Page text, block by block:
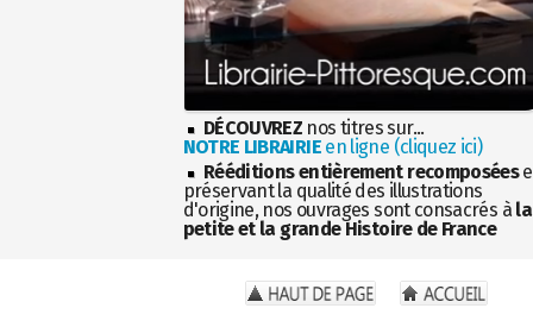
DÉCOUVREZ nos titres sur...
NOTRE LIBRAIRIEen ligne (cliquez ici)
Rééditions entièrement recomposées
préservant la qualité des illustrations
d'origine, nos ouvrages sont consacrés à la
petite et la grande Histoire de France